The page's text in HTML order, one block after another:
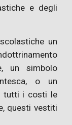
e degli
un
un simbolo
o un
tutti i costi le
questi vestiti